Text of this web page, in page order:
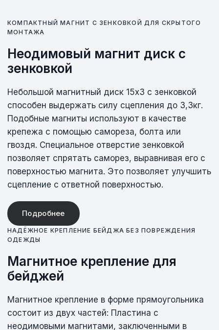
КОМПАКТНЫЙ МАГНИТ С ЗЕНКОВКОЙ ДЛЯ СКРЫТОГО
МОНТАЖА
Неодимовый магнит диск с
зенковкой
Небольшой магнитный диск 15х3 с зенковкой
способен выдержать силу сцепления до 3,3кг.
Подобные магниты используют в качестве
крепежа с помощью самореза, болта или
гвоздя. Специальное отверстие зенковкой
позволяет спрятать саморез, выравнивая его с
поверхностью магнита. Это позволяет улучшить
сцепление с ответной поверхностью.
Подробнее
НАДЁЖНОЕ КРЕПЛЕНИЕ БЕЙДЖА БЕЗ ПОВРЕЖДЕНИЯ
ОДЕЖДЫ
Магнитное крепление для
бейджей
Магнитное крепление в форме прямоугольника
состоит из двух частей: Пластина с
неодимовыми магнитами, заключенными в